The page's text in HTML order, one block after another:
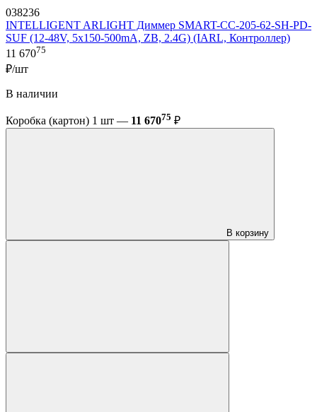
038236
INTELLIGENT ARLIGHT Диммер SMART-CC-205-62-SH-PD-
SUF (12-48V, 5x150-500mA, ZB, 2.4G) (IARL, Контроллер)
11 67075
₽/шт
В наличии
Коробка (картон) 1 шт — 11 67075 ₽
В корзину